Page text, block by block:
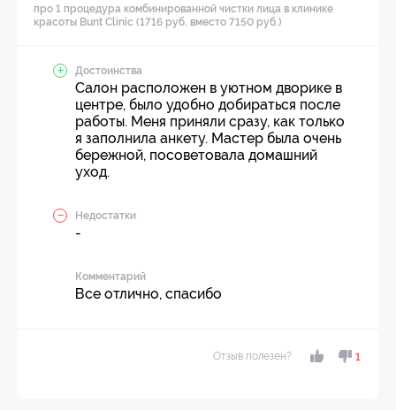
про 1 процедура комбинированной чистки лица в клинике
красоты Bunt Clinic (1716 руб. вместо 7150 руб.)
Достоинства
Салон расположен в уютном дворике в
центре, было удобно добираться после
работы. Меня приняли сразу, как только
я заполнила анкету. Мастер была очень
бережной, посоветовала домашний
уход.
Недостатки
-
Комментарий
Все отлично, спасибо
Отзыв полезен? 1